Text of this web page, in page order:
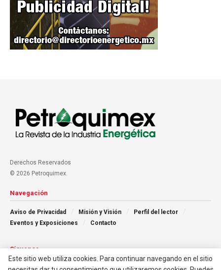
Derechos Reservados
© 2026 Petroquimex.
Navegación
Aviso de Privacidad Misión y Visión
Perfil del lector
Eventos y Exposiciones
Contacto
Síguenos
Este sitio web utiliza cookies. Para continuar navegando en el sitio